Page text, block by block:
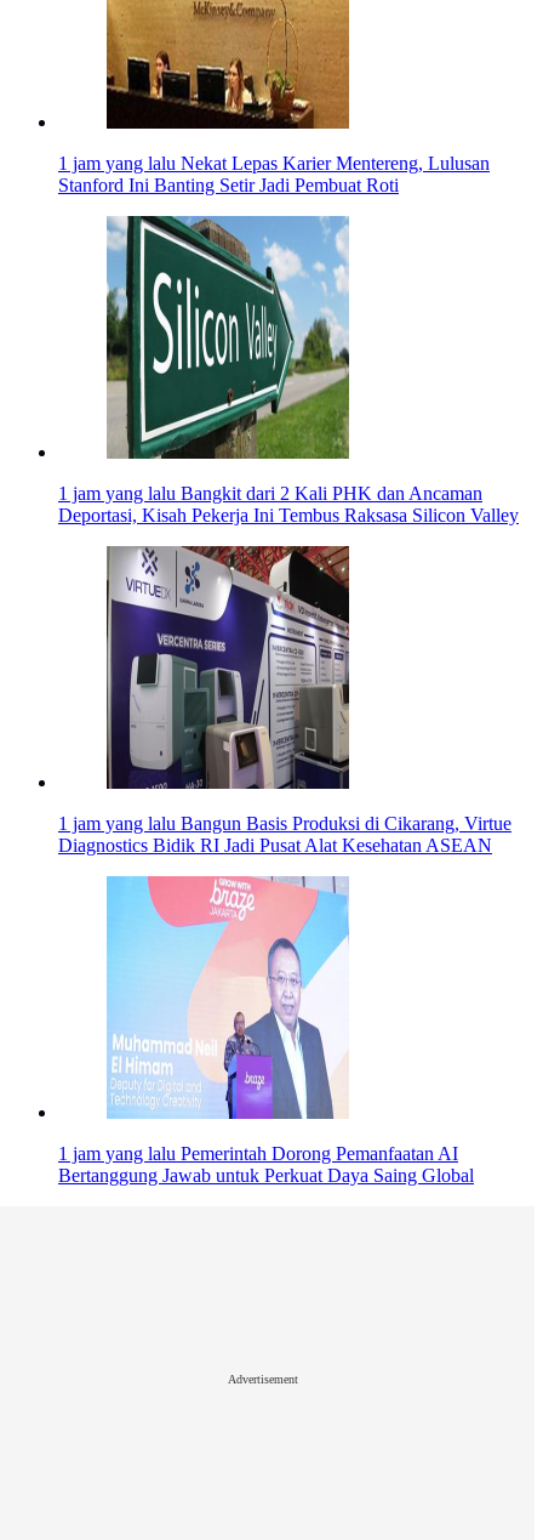
1 jam yang lalu Nekat Lepas Karier Mentereng, Lulusan
Stanford Ini Banting Setir Jadi Pembuat Roti
1 jam yang lalu Bangkit dari 2 Kali PHK dan Ancaman
Deportasi, Kisah Pekerja Ini Tembus Raksasa Silicon Valley
1 jam yang lalu Bangun Basis Produksi di Cikarang, Virtue
Diagnostics Bidik RI Jadi Pusat Alat Kesehatan ASEAN
1 jam yang lalu Pemerintah Dorong Pemanfaatan AI
Bertanggung Jawab untuk Perkuat Daya Saing Global
Advertisement